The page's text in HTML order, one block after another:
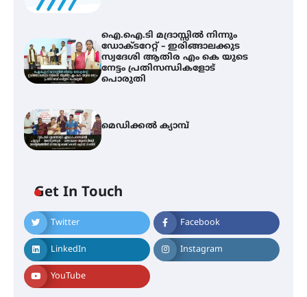
ഐ.ഐ.ടി മദ്രാസ്സിൽ നിന്നും
ഡോക്ടറേറ്റ് – ഇരിങ്ങാലക്കുട
സ്വദേശി ആതിര എം കെ യുടെ
നേട്ടം പ്രതിസന്ധികളോട്
പൊരുതി
മെഡിക്കൽ ക്യാമ്പ്
Get In Touch
Twitter Facebook
LinkedIn Instagram
YouTube
ഇടത്തരം മഴയ്ക്കും കാറ്റിനും
സാധ്യത ഇരിങ്ങാലക്കുടയിൽ 4.4
മില്ലി മീറ്റർ മഴ ലഭിച്ചു